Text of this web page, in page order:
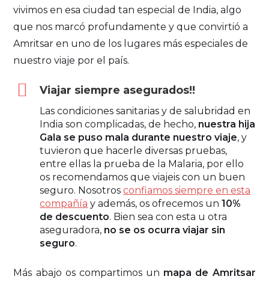
vivimos en esa ciudad tan especial de India, algo
que nos marcó profundamente y que convirtió a
Amritsar en uno de los lugares más especiales de
nuestro viaje por el país.
Viajar siempre asegurados!!
Las condiciones sanitarias y de salubridad en
India son complicadas, de hecho, nuestra hija
Gala se puso mala durante nuestro viaje, y
tuvieron que hacerle diversas pruebas,
entre ellas la prueba de la Malaria, por ello
os recomendamos que viajeis con un buen
seguro. Nosotrosconfiamos siempre en esta
compañía y además, os ofrecemos un10%
de descuento. Bien sea con esta u otra
aseguradora, no se os ocurra viajar sin
seguro.
Más abajo os compartimos un mapa de Amritsar